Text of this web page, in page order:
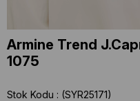
Armine Trend
1075
Stok Kodu
(SYR25171)